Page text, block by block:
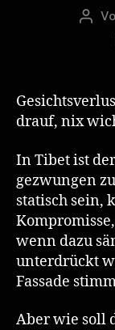
drauf, nix
In Tibet ist
gezwungen
statisch sein,
wenn dazu
unterdrückt
Fassade
Aber wie soll